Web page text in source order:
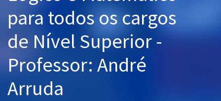
Questões grátis
Conteúdo gratuito
Aprovados
para todos os cargos
de Nível Superior -
Professor: André
Arruda